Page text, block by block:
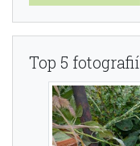
Top 5 fotografií